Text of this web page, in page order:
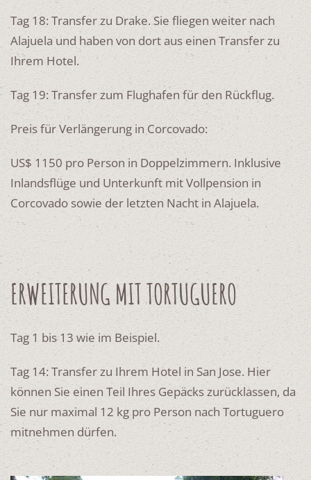
Tag 18: Transfer zu Drake. Sie fliegen weiter nach
Alajuela und haben von dort aus einen Transfer zu
Ihrem Hotel.
Tag 19: Transfer zum Flughafen für den Rückflug.
Preis für Verlängerung in Corcovado:
US$ 1150 pro Person in Doppelzimmern. Inklusive
Inlandsflüge und Unterkunft mit Vollpension in
Corcovado sowie der letzten Nacht in Alajuela.
ERWEITERUNG MIT TORTUGUERO
Tag 1 bis 13 wie im Beispiel.
Tag 14: Transfer zu Ihrem Hotel in San Jose. Hier
können Sie einen Teil Ihres Gepäcks zurücklassen, da
Sie nur maximal 12 kg pro Person nach Tortuguero
mitnehmen dürfen.